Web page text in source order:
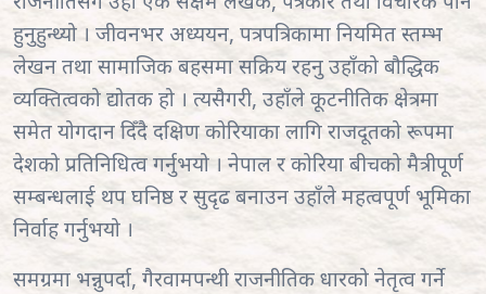
हुनुहुन्थ्यो । जीवनभर अध्ययन, पत्रपत्रिकामा नियमित स्तम्भ
लेखन तथा सामाजिक बहसमा सक्रिय रहनु उहाँको बौद्धिक
व्यक्तित्वको द्योतक हो । त्यसैगरी, उहाँले कूटनीतिक क्षेत्रमा
समेत योगदान दिँदै दक्षिण कोरियाका लागि राजदूतको रूपमा
देशको प्रतिनिधित्व गर्नुभयो । नेपाल र कोरिया बीचको मैत्रीपूर्ण
सम्बन्धलाई थप घनिष्ठ र सुदृढ बनाउन उहाँले महत्वपूर्ण भूमिका
निर्वाह गर्नुभयो ।
समग्रमा भन्नुपर्दा, गैरवामपन्थी राजनीतिक धारको नेतृत्व गर्ने